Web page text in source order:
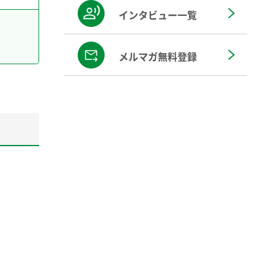
インタビュー一覧
メルマガ無料登録